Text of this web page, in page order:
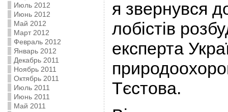
Июль 2012
Июнь 2012
Май 2012
Март 2012
Февраль 2012
Январь 2012
Декабрь 2011
Ноябрь 2011
Октябрь 2011
Июль 2011
Июнь 2011
Май 2011
я звернувся
лобістів
експерта
Тєстова.